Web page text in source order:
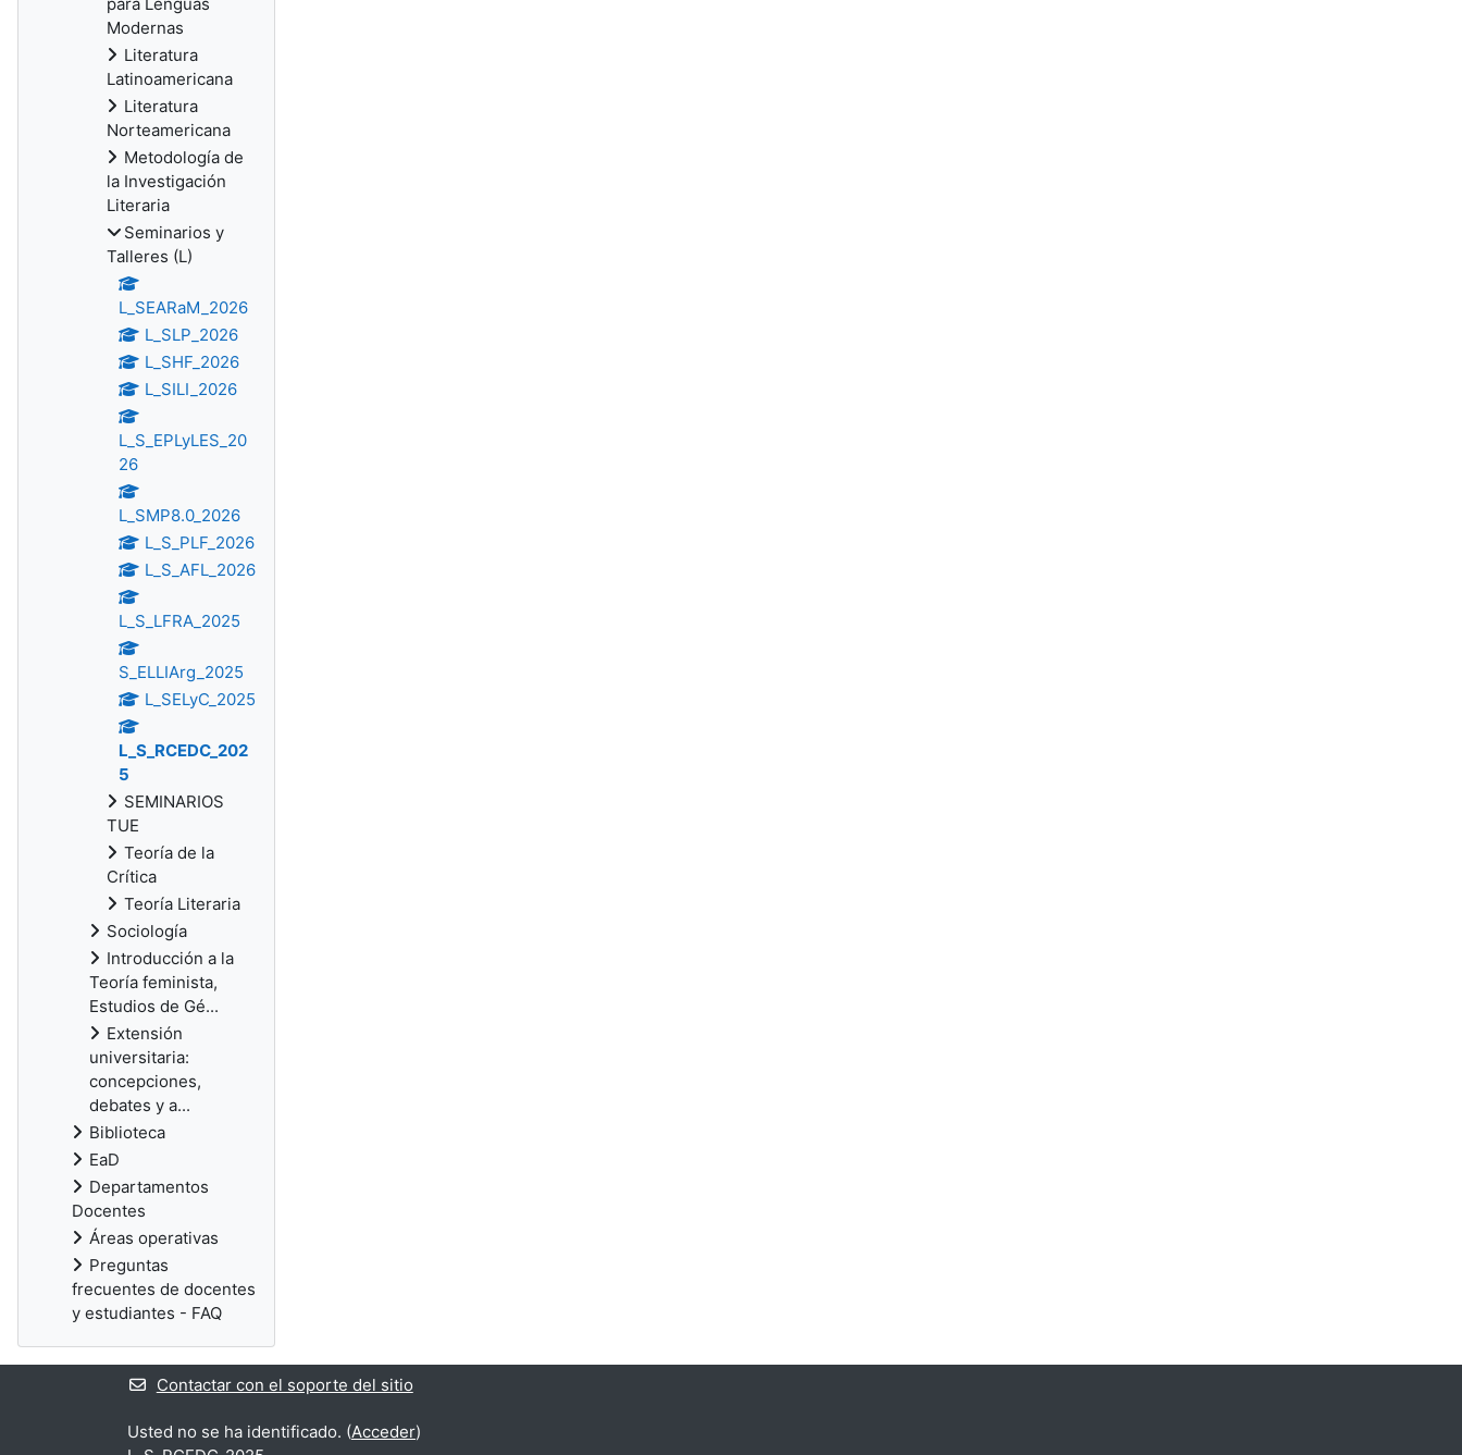
Modernas
Literatura
Latinoamericana
Literatura
Norteamericana
Metodología de
la Investigación
Literaria
Seminarios y
Talleres (L)
L_SEARaM_2026
L_SLP_2026
L_SHF_2026
L_SILI_2026
L_S_EPLyLES_20
26
L_SMP8.0_2026
L_S_PLF_2026
L_S_AFL_2026
L_S_LFRA_2025
S_ELLIArg_2025
L_SELyC_2025
L_S_RCEDC_202
5
SEMINARIOS
TUE
Teoría de la
Crítica
Teoría Literaria
Sociología
Introducción a la
Teoría feminista,
Estudios de Gé...
Extensión
universitaria:
concepciones,
debates y a...
Biblioteca
EaD
Departamentos
Docentes
Áreas operativas
Preguntas
frecuentes de docentes
y estudiantes - FAQ
Contactar con el soporte del sitio
Usted no se ha identificado. (Acceder)